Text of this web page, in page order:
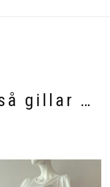
gillar …